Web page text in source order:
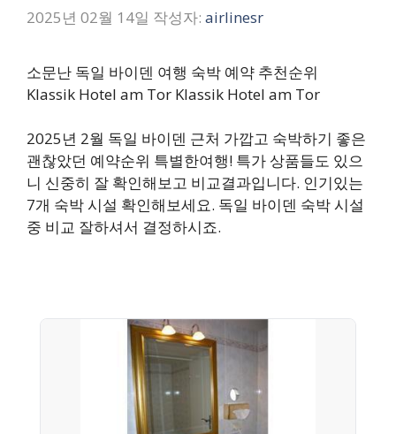
2025년 02월 14일 작성자: airlinesr
소문난 독일 바이덴 여행 숙박 예약 추천순위
Klassik Hotel am Tor Klassik Hotel am Tor
2025년 2월 독일 바이덴 근처 가깝고 숙박하기 좋은
괜찮았던 예약순위 특별한여행! 특가 상품들도 있으
니 신중히 잘 확인해보고 비교결과입니다. 인기있는
7개 숙박 시설 확인해보세요. 독일 바이덴 숙박 시설
중 비교 잘하셔서 결정하시죠.